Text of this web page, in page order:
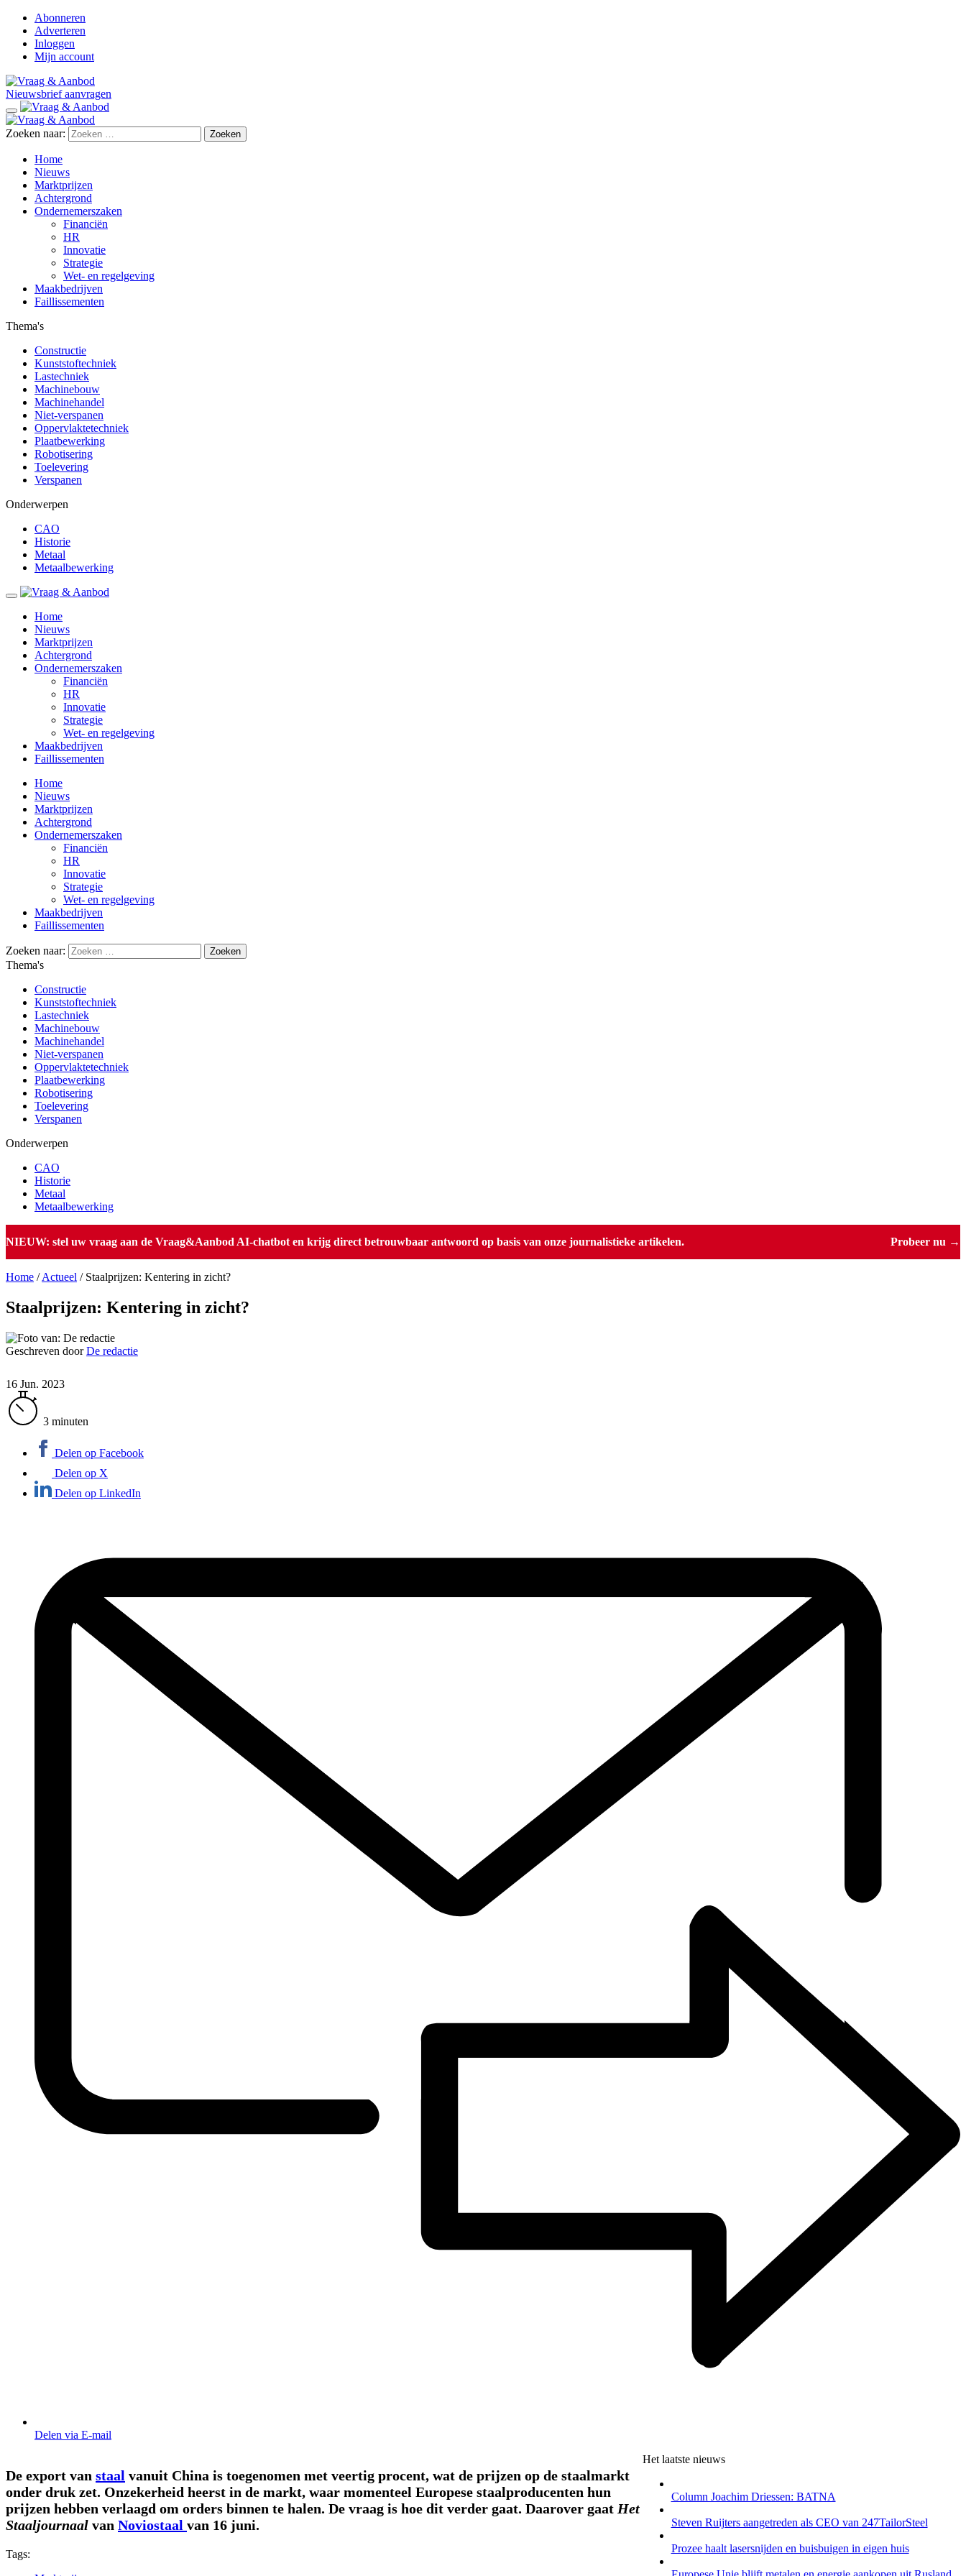
Abonneren
Adverteren
Inloggen
Mijn account
Nieuwsbrief aanvragen
Zoeken naar:
Home
Nieuws
Marktprijzen
Achtergrond
Ondernemerszaken
Financiën
HR
Innovatie
Strategie
Wet- en regelgeving
Maakbedrijven
Faillissementen
Thema's
Constructie
Kunststoftechniek
Lastechniek
Machinebouw
Machinehandel
Niet-verspanen
Oppervlaktetechniek
Plaatbewerking
Robotisering
Toelevering
Verspanen
Onderwerpen
CAO
Historie
Metaal
Metaalbewerking
Home
Nieuws
Marktprijzen
Achtergrond
Ondernemerszaken
Financiën
HR
Innovatie
Strategie
Wet- en regelgeving
Maakbedrijven
Faillissementen
Home
Nieuws
Marktprijzen
Achtergrond
Ondernemerszaken
Financiën
HR
Innovatie
Strategie
Wet- en regelgeving
Maakbedrijven
Faillissementen
Zoeken naar:
Thema's
Constructie
Kunststoftechniek
Lastechniek
Machinebouw
Machinehandel
Niet-verspanen
Oppervlaktetechniek
Plaatbewerking
Robotisering
Toelevering
Verspanen
Onderwerpen
CAO
Historie
Metaal
Metaalbewerking
NIEUW: stel uw vraag aan de Vraag&Aanbod AI-chatbot en krijg direct betrouwbaar antwoord op basis van onze journalistieke artikelen. Probeer nu →
Home /Actueel / Staalprijzen: Kentering in zicht?
Staalprijzen: Kentering in zicht?
Geschreven doorDe redactie
16 Jun. 2023
3 minuten
Delen op Facebook
Delen op X
Delen op LinkedIn
Delen via E-mail
De export van staal vanuit China is toegenomen met veertig procent, wat de prijzen op de staalmarkt
onder druk zet. Onzekerheid heerst in de markt, waar momenteel Europese staalproducenten hun
prijzen hebben verlaagd om orders binnen te halen. De vraag is hoe dit verder gaat. Daarover gaat Het
Staaljournaal van Noviostaal van 16 juni.
Tags:
Het laatste nieuws
Column Joachim Driessen: BATNA
Steven Ruijters aangetreden als CEO van 247TailorSteel
Prozee haalt lasersnijden en buisbuigen in eigen huis